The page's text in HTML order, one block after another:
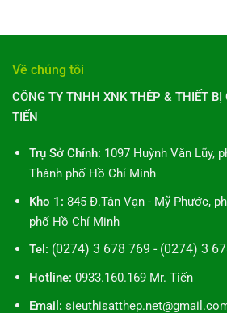
Cần
Toàn
Diện
Toàn
Diện
Kẽm:
Bí
&
Cần
Biết
ở
Tôn
Thép
Mạ
Hướng
Dẫn
10
Bước
Toàn
Diện
Về chúng tôi
CÔNG TY TNHH XNK THÉP & THIẾT BỊ
TIẾN
Trụ Sở Chính: 1097 Huỳnh Văn Lũy,
Thành phố Hồ Chí Minh
Kho 1: 845 Đ.Tân Vạn - Mỹ Phước,
phố Hồ Chí Minh
Tel: (0274) 3 678 769 - (0274) 3
Hotline: 0933.160.169 Mr. Tiến
Email: